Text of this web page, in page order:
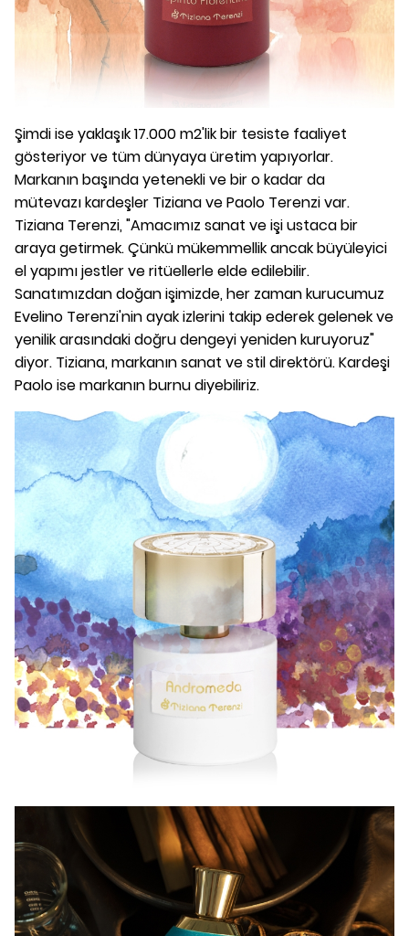
Şimdi ise yaklaşık 17.000 m2'lik bir tesiste faaliyet
gösteriyor ve tüm dünyaya üretim yapıyorlar.
Markanın başında yetenekli ve bir o kadar da
mütevazı kardeşler Tiziana ve Paolo Terenzi var.
Tiziana Terenzi, "Amacımız sanat ve işi ustaca bir
araya getirmek. Çünkü mükemmellik ancak büyüleyici
el yapımı jestler ve ritüellerle elde edilebilir.
Sanatımızdan doğan işimizde, her zaman kurucumuz
Evelino Terenzi'nin ayak izlerini takip ederek gelenek ve
yenilik arasındaki doğru dengeyi yeniden kuruyoruz"
diyor. Tiziana, markanın sanat ve stil direktörü. Kardeşi
Paolo ise markanın burnu diyebiliriz.